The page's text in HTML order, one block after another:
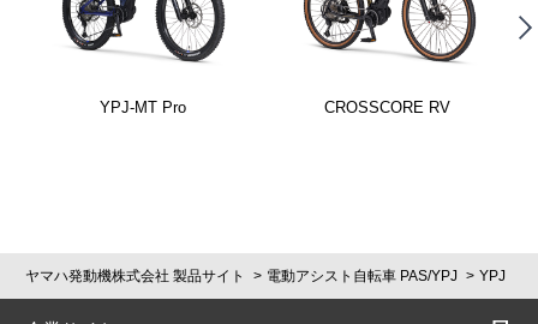
YPJ-MT Pro CROSSCORE RV
ヤマハ発動機株式会社 製品サイト 電動アシスト自転車 PAS/YPJ YPJ